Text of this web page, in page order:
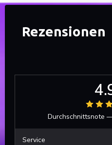
DUETTO
Rezensionen
Durchschnittsnote
Service